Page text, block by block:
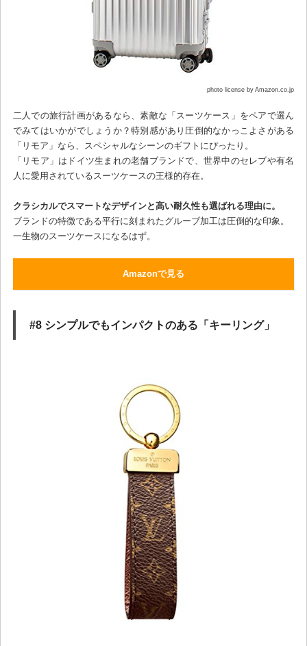
photo license by Amazon.co.jp
二人での旅行計画があるなら、素敵な「スーツケース」をペアで選ん
でみてはいかがでしょうか？特別感があり圧倒的なかっこよさがある
「リモア」なら、スペシャルなシーンのギフトにぴったり。
「リモア」はドイツ生まれの老舗ブランドで、世界中のセレブや有名
人に愛用されているスーツケースの王様的存在。
クラシカルでスマートなデザインと高い耐久性も選ばれる理由に。
ブランドの特徴である平行に刻まれたグルーブ加工は圧倒的な印象。
一生物のスーツケースになるはず。
Amazonで見る
#8 シンプルでもインパクトのある「キーリング」